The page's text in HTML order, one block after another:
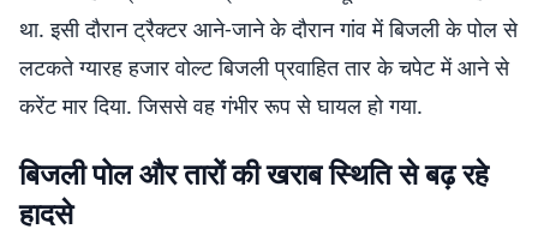
था. इसी दौरान ट्रैक्टर आने-जाने के दौरान गांव में बिजली के पोल से
लटकते ग्यारह हजार वोल्ट बिजली प्रवाहित तार के चपेट में आने से
करेंट मार दिया. जिससे वह गंभीर रूप से घायल हो गया.
बिजली पोल और तारों की खराब स्थिति से बढ़ रहे
हादसे